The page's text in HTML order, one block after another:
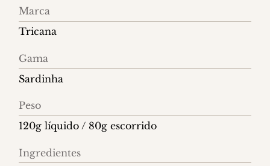
Informações
do
Marca
Tricana
Gama
Sardinha
Peso
120g líquido / 80g escorrido
Ingredientes